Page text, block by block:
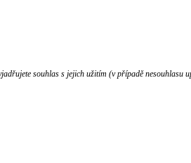
souhlas s jejich užitím (v případě nesouhlasu